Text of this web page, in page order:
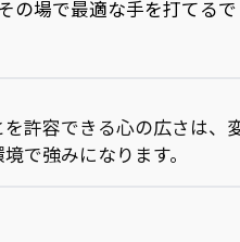
の場で最適な手を打てるで
許容できる心の広さは、
で強みになります。